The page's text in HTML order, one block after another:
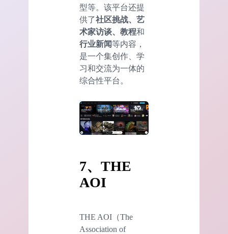
型等。该平台还提
供了社区挑战、艺
术家访谈、教程和
行业新闻等内容，
是一个集创作、学
习和交流为一体的
综合性平台。
7、THE
AOI
THE AOI（The
Association of